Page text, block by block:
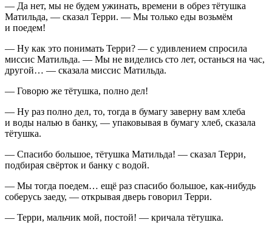
— Да нет, мы не будем ужинать, времени в обрез тётушка
Матильда, — сказал Терри. — Мы только еды возьмём
и поедем!
— Ну как это понимать Терри? — с удивлением спросила
миссис Матильда. — Мы не виделись сто лет, останься на час,
другой… — сказала миссис Матильда.
— Говорю же тётушка, полно дел!
— Ну раз полно дел, то, тогда в бумагу заверну вам хлеба
и воды налью в банку, — упаковывая в бумагу хлеб, сказала
тётушка.
— Спасибо большое, тётушка Матильда! — сказал Терри,
подбирая свёрток и банку с водой.
— Мы тогда поедем… ещё раз спасибо большое, как-нибудь
соберусь заеду, — открывая дверь говорил Терри.
— Терри, мальчик мой, постой! — кричала тётушка.